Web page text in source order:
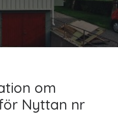
om
Nyttan nr